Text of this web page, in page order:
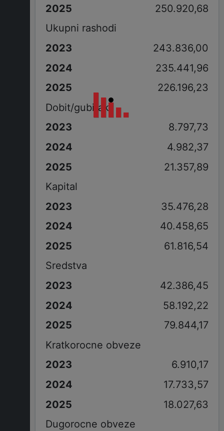
250.920,68
Ukupni rashodi
243.836,00
235.441,96
226.196,23
Dobit/gubitak
8.797,73
4.982,37
21.357,89
Kapital
35.476,28
40.458,65
61.816,54
Sredstva
42.386,45
58.192,22
79.844,17
Kratkorocne obveze
6.910,17
17.733,57
18.027,63
Dugorocne obveze